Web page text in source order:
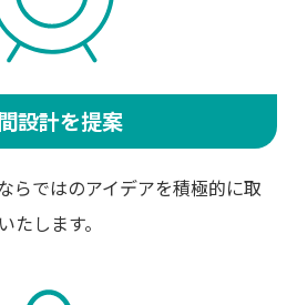
設計を提案
らではのアイデアを積極的に取
たします。